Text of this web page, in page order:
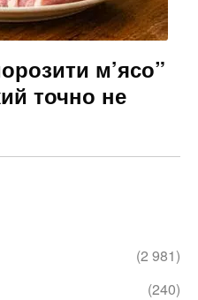
м’ясо”
точно не
(2 981)
(240)